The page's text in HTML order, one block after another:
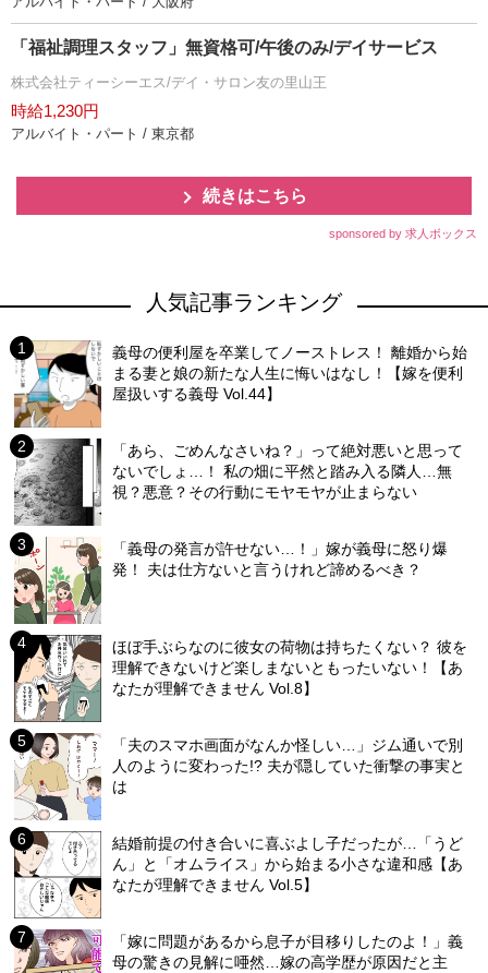
「福祉調理スタッフ」無資格可/午後のみ/デイサービス
株式会社ティーシーエス/デイ・サロン友の里山王
時給1,230円
アルバイト・パート / 東京都
続きはこちら
sponsored by 求人ボックス
人気記事ランキング
義母の便利屋を卒業してノーストレス！ 離婚から始
まる妻と娘の新たな人生に悔いはなし！【嫁を便利
屋扱いする義母 Vol.44】
「あら、ごめんなさいね？」って絶対悪いと思って
ないでしょ…！ 私の畑に平然と踏み入る隣人…無
視？悪意？その行動にモヤモヤが止まらない
「義母の発言が許せない…！」嫁が義母に怒り爆
発！ 夫は仕方ないと言うけれど諦めるべき？
ほぼ手ぶらなのに彼女の荷物は持ちたくない？ 彼を
理解できないけど楽しまないともったいない！【あ
なたが理解できません Vol.8】
「夫のスマホ画面がなんか怪しい…」ジム通いで別
人のように変わった!? 夫が隠していた衝撃の事実と
は
結婚前提の付き合いに喜ぶよし子だったが…「うど
ん」と「オムライス」から始まる小さな違和感【あ
なたが理解できません Vol.5】
「嫁に問題があるから息子が目移りしたのよ！」義
母の驚きの見解に唖然…嫁の高学歴が原因だと主